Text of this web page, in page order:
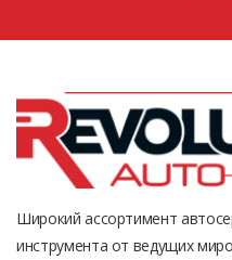
Широкий ассортимент
инструмента от ведущих